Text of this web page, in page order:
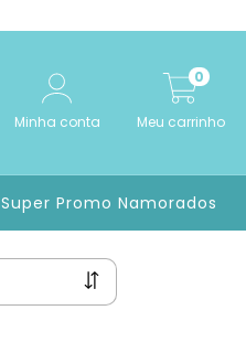
Minha conta Meu carrinho
0
Super Promo Namorados